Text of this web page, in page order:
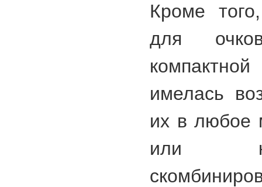
Кроме
для
имелась
их в любое
или